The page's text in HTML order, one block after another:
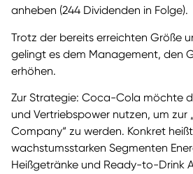
anheben (244 Dividenden in Folge).
Trotz der bereits erreichten Größe
gelingt es dem Management, den
erhöhen.
Zur Strategie: Coca-Cola möchte
und Vertriebspower nutzen, um zur
Company“ zu werden. Konkret
wachstumsstarken Segmenten
Heißgetränke und Ready-to-Drink